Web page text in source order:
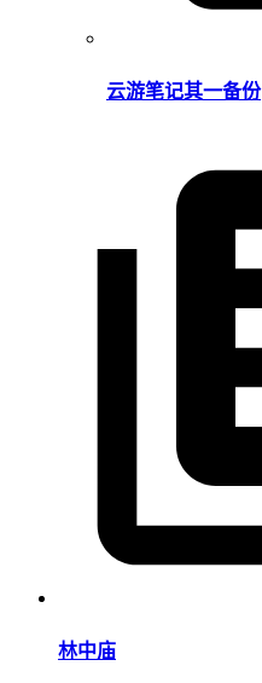
云游笔记其一备份
林中庙